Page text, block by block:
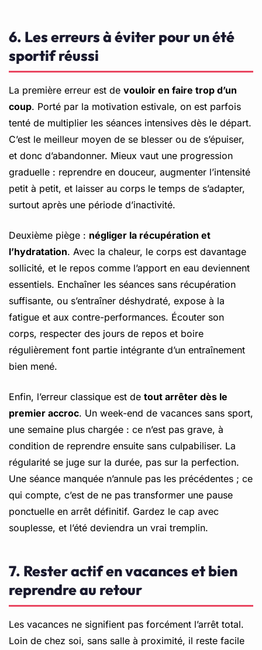
6. Les erreurs à éviter pour un été
sportif réussi
La première erreur est de vouloir en faire trop d’un
coup. Porté par la motivation estivale, on est parfois
tenté de multiplier les séances intensives dès le départ.
C’est le meilleur moyen de se blesser ou de s’épuiser,
et donc d’abandonner. Mieux vaut une progression
graduelle : reprendre en douceur, augmenter l’intensité
petit à petit, et laisser au corps le temps de s’adapter,
surtout après une période d’inactivité.
Deuxième piège : négliger la récupération et
l’hydratation. Avec la chaleur, le corps est davantage
sollicité, et le repos comme l’apport en eau deviennent
essentiels. Enchaîner les séances sans récupération
suffisante, ou s’entraîner déshydraté, expose à la
fatigue et aux contre-performances. Écouter son
corps, respecter des jours de repos et boire
régulièrement font partie intégrante d’un entraînement
bien mené.
Enfin, l’erreur classique est de tout arrêter dès le
premier accroc. Un week-end de vacances sans sport,
une semaine plus chargée : ce n’est pas grave, à
condition de reprendre ensuite sans culpabiliser. La
régularité se juge sur la durée, pas sur la perfection.
Une séance manquée n’annule pas les précédentes ; ce
qui compte, c’est de ne pas transformer une pause
ponctuelle en arrêt définitif. Gardez le cap avec
souplesse, et l’été deviendra un vrai tremplin.
7. Rester actif en vacances et bien
reprendre au retour
Les vacances ne signifient pas forcément l’arrêt total.
Loin de chez soi, sans salle à proximité, il reste facile